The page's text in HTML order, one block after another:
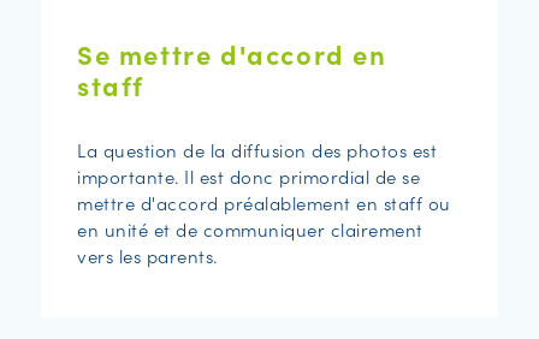
Se mettre d'accord en
staff
La question de la diffusion des photos est
importante. Il est donc primordial de se
mettre d'accord préalablement en staff ou
en unité et de communiquer clairement
vers les parents.